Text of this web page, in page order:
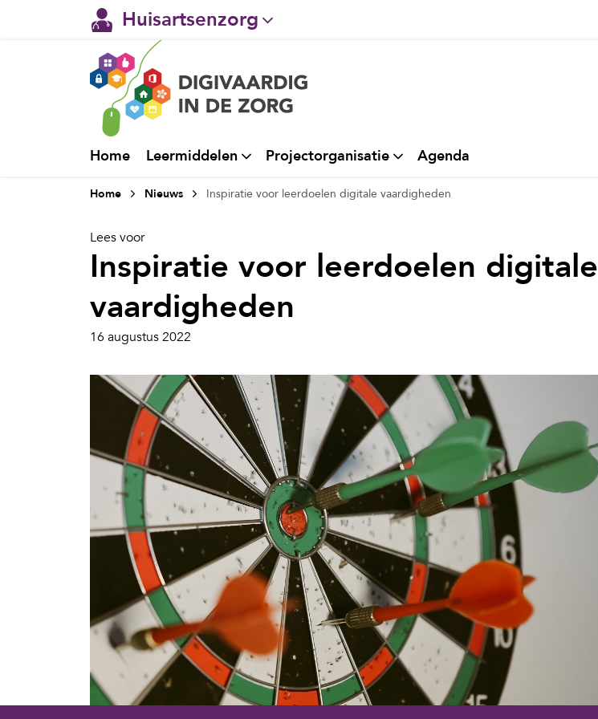
Huisartsenzorg
Gehandicaptenzorg
Verpleeghuiszorg & Zorg thuis
Home Leermiddelen Projectorganisatie Agenda
Home Nieuws Inspiratie voor leerdoelen digitale vaardigheden
Lees voor
Inspiratie voor leerdoelen digitale
vaardigheden
16 augustus 2022